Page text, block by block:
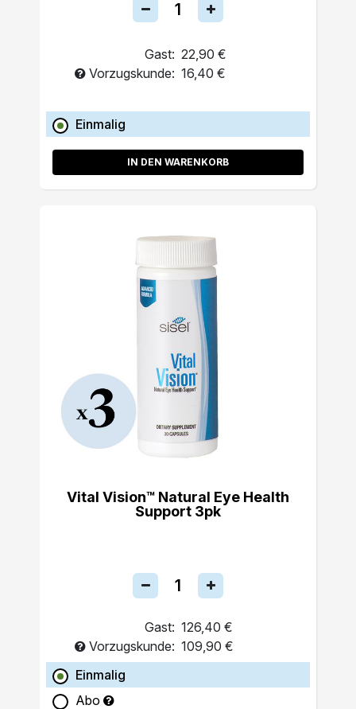
Gast: 22,90 €
Vorzugskunde: 16,40 €
Einmalig
IN DEN WARENKORB
Vital Vision™ Natural Eye Health
Support 3pk
Gast: 126,40 €
Vorzugskunde: 109,90 €
Einmalig
Abo